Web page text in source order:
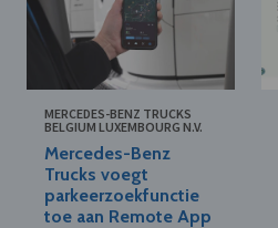
MERCEDES-BENZ TRUCKS
BELGIUM LUXEMBOURG N.V.
Mercedes-Benz
Trucks voegt
parkeerzoekfunctie
toe aan Remote App